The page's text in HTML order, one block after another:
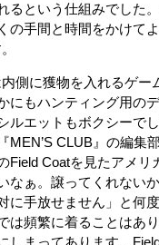
るという仕組みでした
の手間と時間をかけて
側に獲物を入れるゲー
にもハンティング用の
ルエットもボクシーでし
MEN’S CLUB』の編集
Field Coatを見たアメリ
なぁ。譲ってくれない
に手放せません」と何
は頻繁に着ることはあ